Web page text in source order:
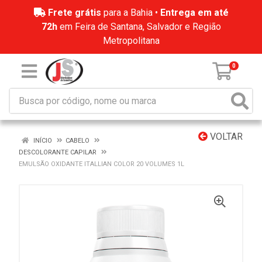
Frete grátis para a Bahia • Entrega em até
72hem Feira de Santana, Salvador e Região
Metropolitana
0
VOLTAR
INÍCIO
CABELO
DESCOLORANTE CAPILAR
EMULSÃO OXIDANTE ITALLIAN COLOR 20 VOLUMES 1L